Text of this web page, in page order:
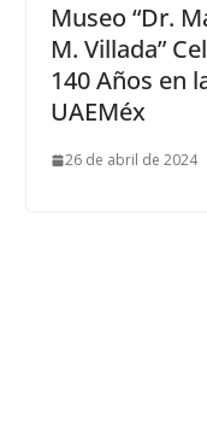
Museo “Dr.
M. Villada”
140 Años en
UAEMéx
26 de abril de 2024